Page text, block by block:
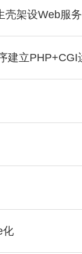
壳架设Web服
建立PHP+CGI
化